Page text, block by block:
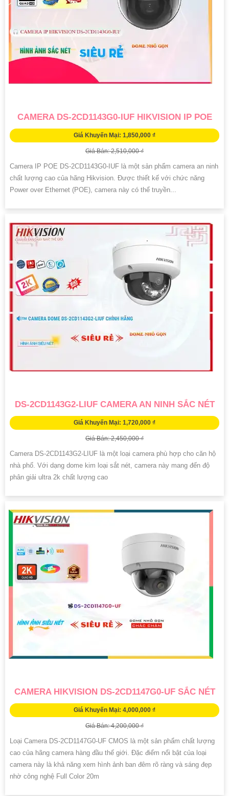
CAMERA DS-2CD1143G0-IUF HIKVISION IP POE
Giá Khuyến Mại: 1,850,000 ₫
Giá Bán: 2,510,000 ₫
Camera IP POE DS-2CD1143G0-IUF là một sản phẩm camera an ninh
chất lượng cao của hãng Hikvision. Được thiết kế với chức năng
Power over Ethernet (POE), camera này có thể truyền...
DS-2CD1143G2-LIUF CAMERA AN NINH SẮC NÉT
Giá Khuyến Mại: 1,720,000 ₫
Giá Bán: 2,450,000 ₫
Camera DS-2CD1143G2-LIUF là một loại camera phù hợp cho căn hộ
nhà phố. Với dạng dome kim loại sắt nét, camera này mang đến độ
phân giải ultra 2k chất lượng cao
CAMERA HIKVISION DS-2CD1147G0-UF SẮC NÉT
Giá Khuyến Mại: 4,000,000 ₫
Giá Bán: 4,200,000 ₫
Loại Camera DS-2CD1147G0-UF CMOS là một sản phẩm chất lượng
cao của hãng camera hàng đầu thế giới. Đặc điểm nổi bật của loại
camera này là khả năng xem hình ảnh ban đêm rõ ràng và sáng đẹp
nhờ công nghệ Full Color 20m